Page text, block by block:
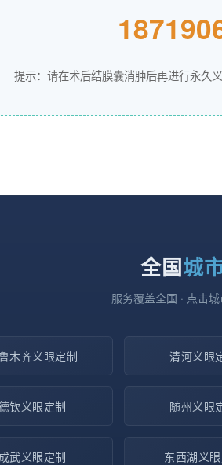
提示：请在术后结膜囊消肿后再进行永久
全国城
服务覆盖全国 · 点击
木齐义眼定制 清河义眼
钦义眼定制 随州义眼
成武义眼定制 东西湖义